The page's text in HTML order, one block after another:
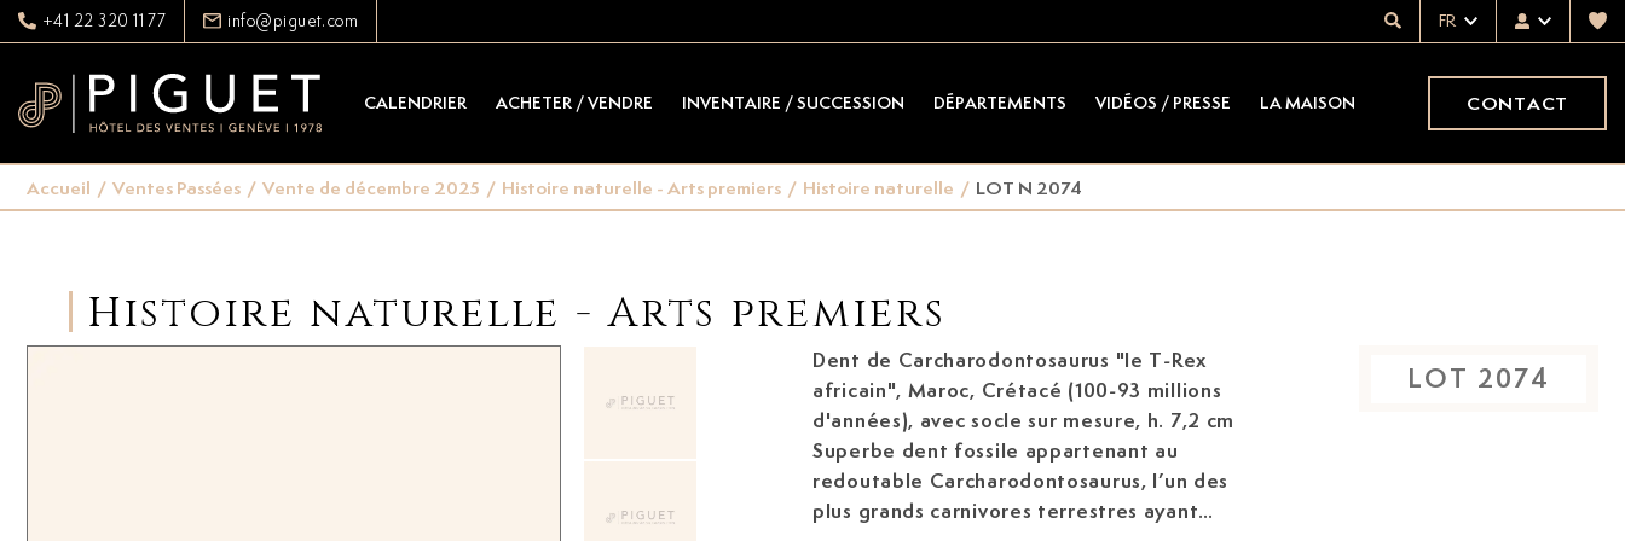
+41 22 320 11 77 info@piguet.com FR
CALENDRIER ACHETER / VENDRE INVENTAIRE / SUCCESSION DÉPARTEMENTS VIDÉOS / PRESSE LA MAISON CONTACT
Accueil / Ventes Passées / Vente de décembre 2025 / Histoire naturelle - Arts premiers / Histoire naturelle / LOT N 2074
Histoire naturelle - Arts premiers
Dent de Carcharodontosaurus "le T-Rex
africain", Maroc, Crétacé (100-93 millions
d'années), avec socle sur mesure, h. 7,2 cm
Superbe dent fossile appartenant au
redoutable Carcharodontosaurus, l’un des
plus grands carnivores terrestres ayant
LOT 2074